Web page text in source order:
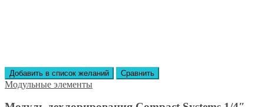
Добавить в список желаний Сравнить
Модульные элементы